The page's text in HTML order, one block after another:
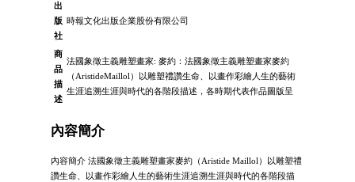
出
版
社
時報文化出版企業股份有限公司
商
品
描
述
法國象徵主義雕塑畫家: 麥約：法國象徵主義雕塑畫家麥約
（AristideMaillol）以雕塑禮讚生命、以畫作彩繪人生的藝術
生涯追溯生涯與時代的各階段描述，各時期代表作品圖版呈
內容簡介
內容簡介 法國象徵主義雕塑畫家麥約（Aristide Maillol）以雕塑禮
讚生命、以畫作彩繪人生的藝術生涯追溯生涯與時代的各階段描